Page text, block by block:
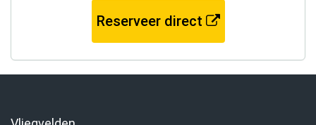
Reserveer direct